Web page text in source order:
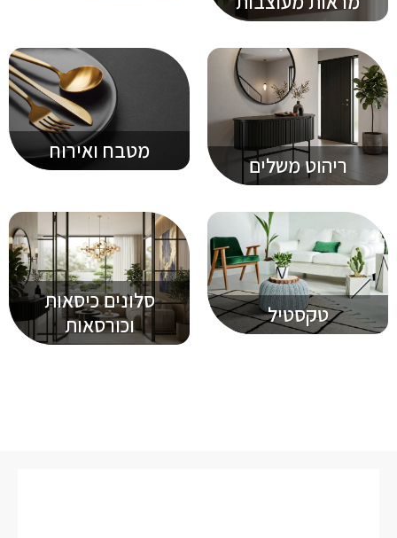
מטבח ואירוח
ריהוט משלים
סלונים כיסאות
וכורסאות
טקסטיל